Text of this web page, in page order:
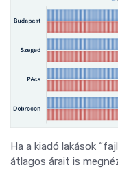
Ha a kiadó lakások
átlagos árait is